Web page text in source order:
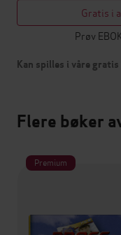
Gratis i
Prøv
Kan spilles i våre
Flere bøker
Premium